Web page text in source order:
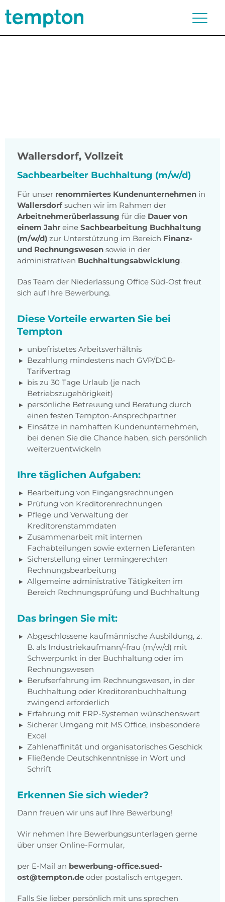
Wallersdorf, Vollzeit
Sachbearbeiter Buchhaltung (m/w/d)
Für unser renommiertes Kundenunternehmen in
Wallersdorf suchen wir im Rahmen der
Arbeitnehmerüberlassung für die Dauer von
einem Jahr eine Sachbearbeitung Buchhaltung
(m/w/d) zur Unterstützung im Bereich Finanz-
und Rechnungswesen sowie in der
administrativen Buchhaltungsabwicklung.
Das Team der Niederlassung Office Süd-Ost freut
sich auf Ihre Bewerbung.
Diese Vorteile erwarten Sie bei
Tempton
unbefristetes Arbeitsverhältnis
Bezahlung mindestens nach GVP/DGB-
Tarifvertrag
bis zu 30 Tage Urlaub (je nach
Betriebszugehörigkeit)
persönliche Betreuung und Beratung durch
einen festen Tempton-Ansprechpartner
Einsätze in namhaften Kundenunternehmen,
bei denen Sie die Chance haben, sich persönlich
weiterzuentwickeln
Ihre täglichen Aufgaben:
Bearbeitung von Eingangsrechnungen
Prüfung von Kreditorenrechnungen
Pflege und Verwaltung der
Kreditorenstammdaten
Zusammenarbeit mit internen
Fachabteilungen sowie externen Lieferanten
Sicherstellung einer termingerechten
Rechnungsbearbeitung
Allgemeine administrative Tätigkeiten im
Bereich Rechnungsprüfung und Buchhaltung
Das bringen Sie mit:
Abgeschlossene kaufmännische Ausbildung, z.
B. als Industriekaufmann/-frau (m/w/d) mit
Schwerpunkt in der Buchhaltung oder im
Rechnungswesen
Berufserfahrung im Rechnungswesen, in der
Buchhaltung oder Kreditorenbuchhaltung
zwingend erforderlich
Erfahrung mit ERP-Systemen wünschenswert
Sicherer Umgang mit MS Office, insbesondere
Excel
Zahlenaffinität und organisatorisches Geschick
Fließende Deutschkenntnisse in Wort und
Schrift
Erkennen Sie sich wieder?
Dann freuen wir uns auf Ihre Bewerbung!
Wir nehmen Ihre Bewerbungsunterlagen gerne
über unser Online-Formular,
per E-Mail an bewerbung-office.sued-
ost@tempton.de oder postalisch entgegen.
Falls Sie lieber persönlich mit uns sprechen